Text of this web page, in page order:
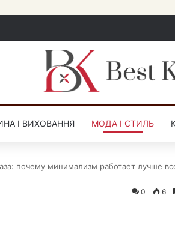
І ВИХОВАННЯ МОДА І СТИЛЬ
почему минимализм работает лучше
0 6